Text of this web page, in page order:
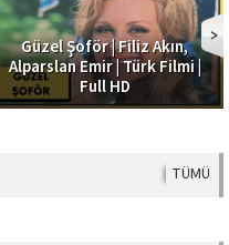
Güzel Şoför | Filiz Akın,
Alparslan Emir | Türk Filmi |
Full HD
TÜMÜ